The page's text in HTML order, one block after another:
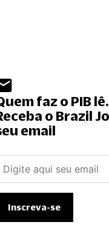
faz o PIB lê.
o Brazil
email